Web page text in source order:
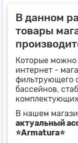
В данном
товары
Которые можно
интернет -
фильтрующего
бассейнов,
В нашем
актуальный
⭐Armatura⭐